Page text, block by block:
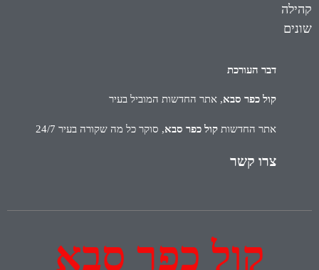
קהילה
שונים
דבר העורכת
קול כפר סבא, אתר החדשות המוביל בעיר
אתר החדשות קול כפר סבא, סוקר כל מה שקורה בעיר 24/7
צרו קשר
קול כפר סבא